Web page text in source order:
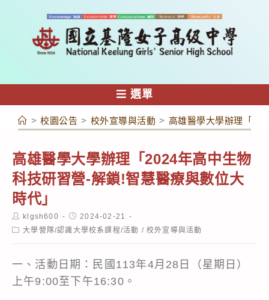
容
選單
> 校園公告 > 校外宣導與活動 > 高雄醫學大學辦理「
高雄醫學大學辦理「2024年高中生物
科技研習營-解鎖!智慧醫療與數位大
時代」
Post
author:
klgsh600
Post
published:
2024-02-21
Post大學營隊/認識大學校系課程/活動 / 校外宣導與活動
一、活動日期：民國113年4月28日（星期日）
上午9:00至下午16:30。